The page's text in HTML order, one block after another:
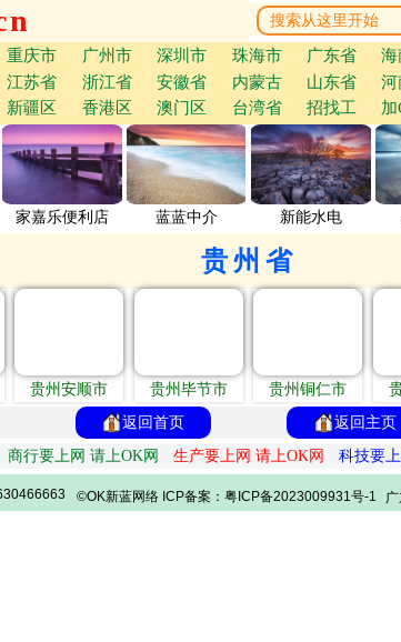
重庆市 广州市 深圳市 珠海市 广东省 海
江苏省
浙江省 安徽省 内蒙古 山东省 河
新疆区
香港区 澳门区 台湾省 招找工 加
家嘉乐便利店 蓝蓝中介 新能水电
贵州省
贵州安顺市 贵州毕节市 贵州铜仁市
返回首页
返回主页
商行要上网 请上OK网
生产要上网 请上OK网 科技要
©OK新蓝网络 ICP备案：粤ICP备2023009931号-1